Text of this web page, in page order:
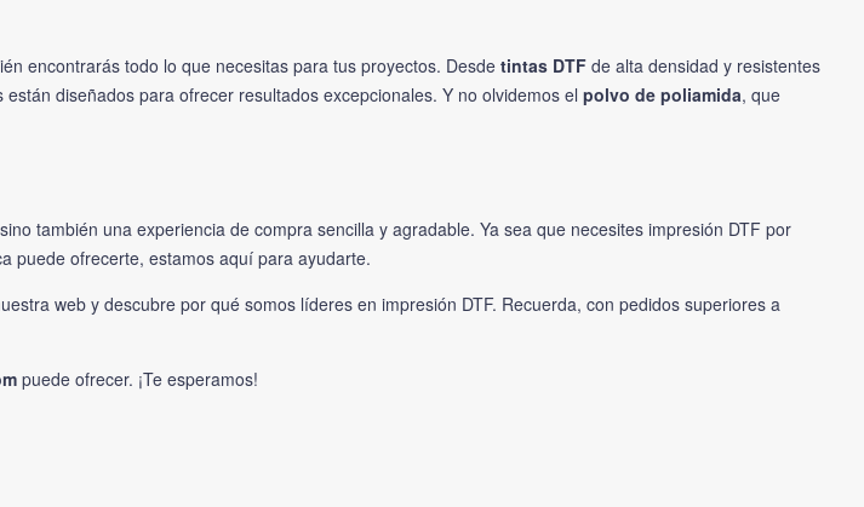
encontrarás todo lo que necesitas para tus proyectos. Desde tintas DTF de alta densidad y resistentes
diseñados para ofrecer resultados excepcionales. Y no olvidemos el polvo de poliamida, que
también una experiencia de compra sencilla y agradable. Ya sea que necesites impresión DTF por
puede ofrecerte, estamos aquí para ayudarte.
web y descubre por qué somos líderes en impresión DTF. Recuerda, con pedidos superiores a
puede ofrecer. ¡Te esperamos!